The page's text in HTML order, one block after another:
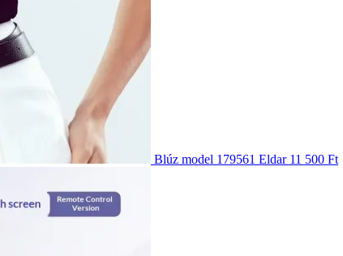
Blúz model 179561 Eldar 11 500 Ft